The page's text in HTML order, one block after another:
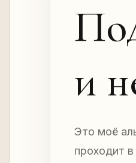
и
Это моё
проходит